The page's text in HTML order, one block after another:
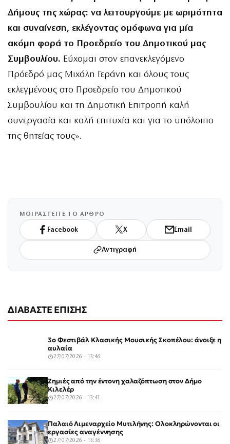
Δήμους της χώρας: να λειτουργούμε με ωριμότητα
και συναίνεση, εκλέγοντας ομόφωνα για μία
ακόμη φορά το Προεδρείο του Δημοτικού μας
Συμβουλίου. Εύχομαι στον επανεκλεγόμενο
Πρόεδρό μας Μιχάλη Γεράνη και όλους τους
εκλεγμένους στο Προεδρείο του Δημοτικού
Συμβουλίου και τη Δημοτική Επιτροπή καλή
συνεργασία και καλή επιτυχία και για το υπόλοιπο
της θητείας τους».
ΜΟΙΡΑΣΤΕΙΤΕ ΤΟ ΑΡΘΡΟ
Facebook X Email
Αντιγραφή
ΔΙΑΒΑΣΤΕ ΕΠΙΣΗΣ
3ο Φεστιβάλ Κλασικής Μουσικής Σκοπέλου: άνοιξε η
αυλαία
27/07/2026 - 13:46
Ζημιές από την έντονη χαλαζόπτωση στον Δήμο
Κιλελέρ
27/07/2026 - 13:41
Παλαιό Λιμεναρχείο Μυτιλήνης: Ολοκληρώνονται οι
εργασίες αναγέννησης
27/07/2026 - 13:36